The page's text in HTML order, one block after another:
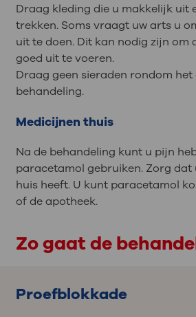
Draag kleding die u makkelijk uit
trekken. Soms vraagt uw arts u
uit te doen. Dit kan nodig zijn om
goed uit te voeren.
Draag geen sieraden rondom het
behandeling.
Medicijnen thuis
Na de behandeling kunt u pijn
paracetamol gebruiken. Zorg
huis heeft. U kunt paracetamol
of de apotheek.
Zo gaat de
Proefblokkade